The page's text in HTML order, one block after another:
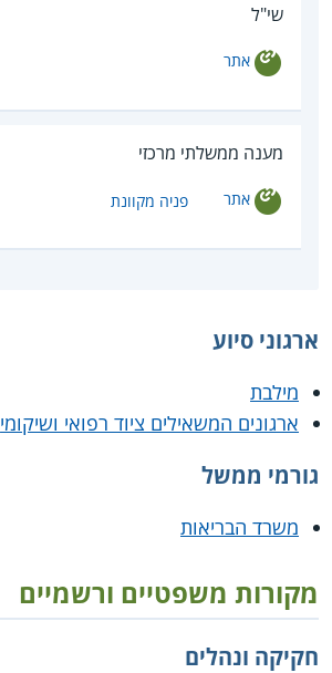
שי"ל
אתר
מענה ממשלתי מרכזי
אתר פניה מקוונת
ארגוני סיוע
מילבת
ארגונים המשאילים ציוד רפואי ושיקומי
גורמי ממשל
משרד הבריאות
מקורות משפטיים ורשמיים
חקיקה ונהלים